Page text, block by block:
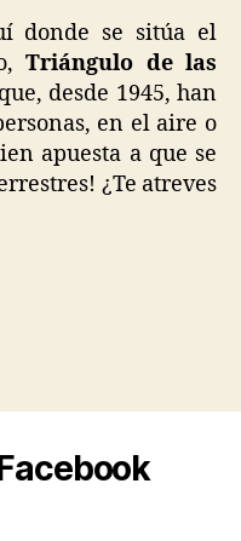
donde se sitúa el
Triángulo de las
desde 1945, han
en el aire o
apuesta a que se
¿Te atreves